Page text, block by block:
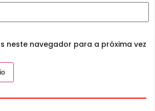
neste navegador para a próxima vez